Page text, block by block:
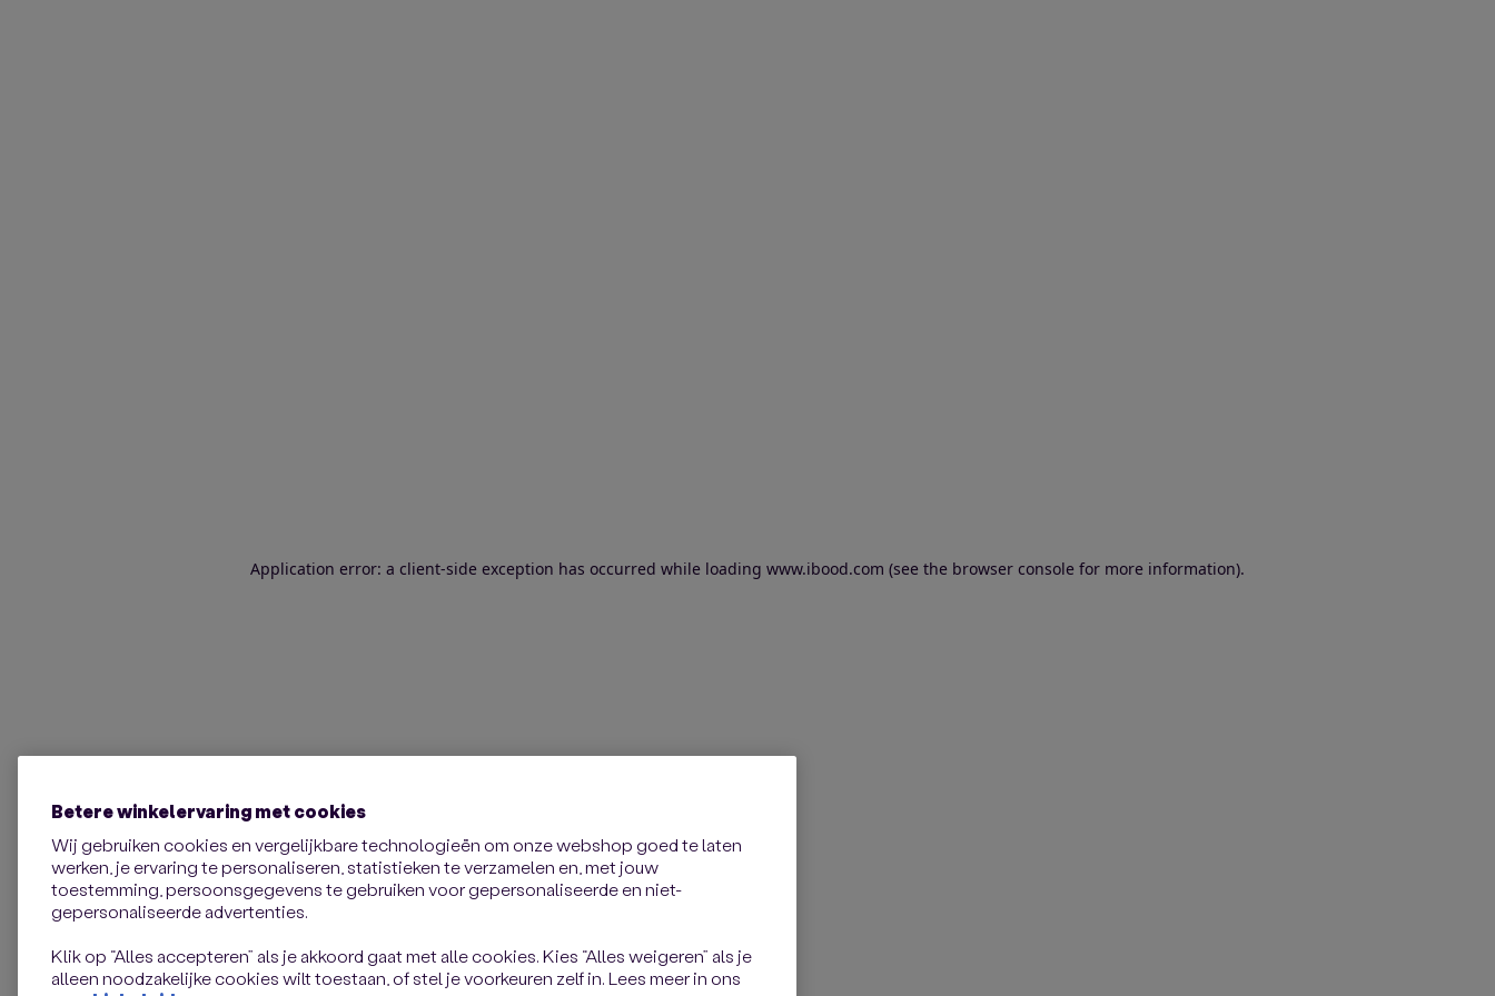
Application error: a client-side exception has occurred while loading www.ibood.com (see the browser console for more information).
Betere winkelervaring met cookies
Wij gebruiken cookies en vergelijkbare technologieën om onze webshop goed te laten
werken, je ervaring te personaliseren, statistieken te verzamelen en, met jouw
toestemming, persoonsgegevens te gebruiken voor gepersonaliseerde en niet-
gepersonaliseerde advertenties.
Klik op “Alles accepteren” als je akkoord gaat met alle cookies. Kies “Alles weigeren” als je
alleen noodzakelijke cookies wilt toestaan, of stel je voorkeuren zelf in. Lees meer in ons